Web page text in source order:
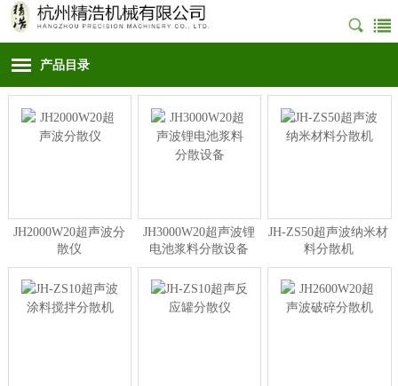
产品目录
JH2000W20超声波分
散仪
JH3000W20超声波锂
电池浆料分散设备
JH-ZS50超声波纳米材
料分散机